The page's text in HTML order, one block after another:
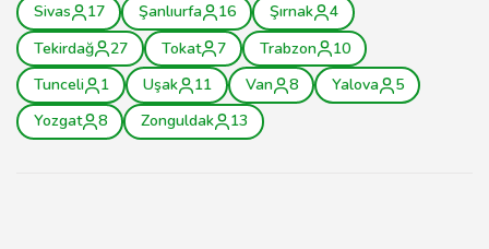
Sivas
17 Şanlıurfa 16 Şırnak
4
Tekirdağ
27 Tokat 7 Trabzon
10
Tunceli
1 Uşak 11 Van 8 Yalova
5
Yozgat
8 Zonguldak 13